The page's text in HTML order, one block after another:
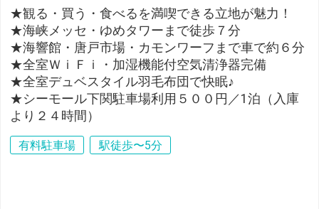
★観る・買う・食べるを満喫できる立地が魅力！
★海峡メッセ・ゆめタワーまで徒歩７分
★海響館・唐戸市場・カモンワーフまで車で約６分
★全室ＷｉＦｉ・加湿機能付空気清浄器完備
★全室デュベスタイル羽毛布団で快眠♪
★シーモール下関駐車場利用５００円／1泊（入庫
より２４時間）
有料駐車場 駅徒歩〜5分